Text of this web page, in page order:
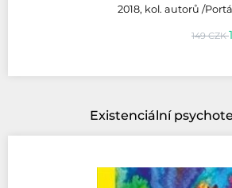
2018, kol. autorů /
149 CZK
Existenciální